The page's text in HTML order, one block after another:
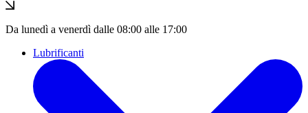
Da lunedì a venerdì dalle 08:00 alle 17:00
Lubrificanti